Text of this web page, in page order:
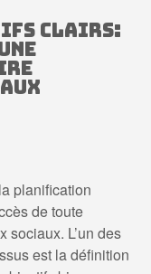
clairs:
planification
de toute
sociaux. L’un des
est la définition